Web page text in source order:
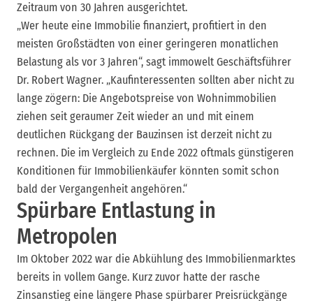
Zeitraum von 30 Jahren ausgerichtet.
„Wer heute eine Immobilie finanziert, profitiert in den
meisten Großstädten von einer geringeren monatlichen
Belastung als vor 3 Jahren“, sagt immowelt Geschäftsführer
Dr. Robert Wagner. „Kaufinteressenten sollten aber nicht zu
lange zögern: Die Angebotspreise von Wohnimmobilien
ziehen seit geraumer Zeit wieder an und mit einem
deutlichen Rückgang der Bauzinsen ist derzeit nicht zu
rechnen. Die im Vergleich zu Ende 2022 oftmals günstigeren
Konditionen für Immobilienkäufer könnten somit schon
bald der Vergangenheit angehören.“
Spürbare Entlastung in
Metropolen
Im Oktober 2022 war die Abkühlung des Immobilienmarktes
bereits in vollem Gange. Kurz zuvor hatte der rasche
Zinsanstieg eine längere Phase spürbarer Preisrückgänge